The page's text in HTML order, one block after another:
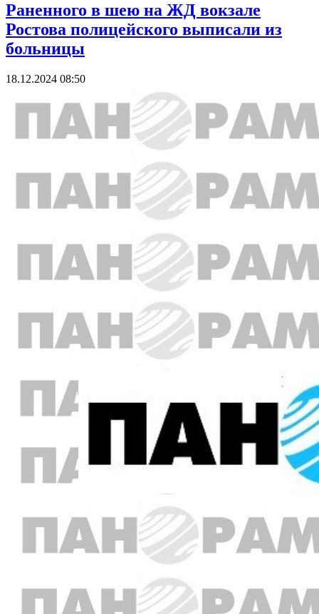
Раненного в шею на ЖД вокзале
Ростова полицейского выписали из
больницы
18.12.2024 08:50